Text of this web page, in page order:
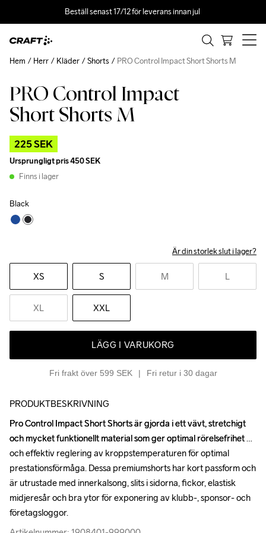
Beställ senast 17/12 för leverans innan jul
PRO Control Impact
Short Shorts M
225 SEK
Ursprungligt pris450 SEK
Finns i lager
Black
Är din storlek slut i lager?
XS S M L
XL XXL
LÄGG I VARUKORG
Fri frakt över 599 SEK Fri retur i 30 dagar
Hem Herr Kläder Shorts PRO Control Impact Short Shorts M
Outlet
PRODUKTBESKRIVNING
Pro Control Impact Short Shorts är gjorda i ett vävt, stretchigt
och mycket funktionellt material som ger optimal rörelsefrihet
och effektiv reglering av kroppstemperaturen för optimal
prestationsförmåga. Dessa premiumshorts har kort passform och
är utrustade med innerkalsong, slits i sidorna, fickor, elastisk
midjeresår och bra ytor för exponering av klubb-, sponsor- och
företagsloggor.
Pro Control Impact Short Shorts är gjorda i ett vävt, stretchigt
och mycket funktionellt material som ger optimal rörelsefrihet
och effektiv reglering av kroppstemperaturen för optimal
prestationsförmåga. Dessa premiumshorts har kort passform och
är utrustade med innerkalsong, slits i sidorna, fickor, elastisk
midjeresår och bra ytor för exponering av klubb-, sponsor- och
företagsloggor.